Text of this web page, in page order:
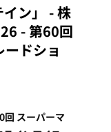
ン」 - 株
- 第60回
ドショ
回 スーパーマ